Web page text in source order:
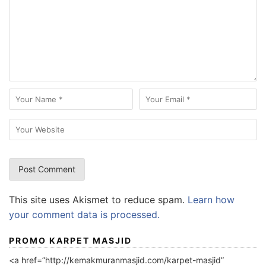
This site uses Akismet to reduce spam. Learn how
your comment data is processed.
PROMO KARPET MASJID
<a href=”http://kemakmuranmasjid.com/karpet-masjid”